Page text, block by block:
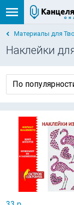
Материалы для
Наклейки